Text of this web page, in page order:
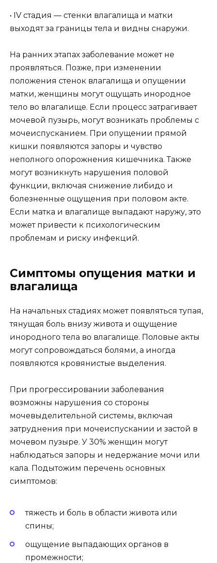
• IV стадия — стенки влагалища и матки
выходят за границы тела и видны снаружи.
На ранних этапах заболевание может не
проявляться. Позже, при изменении
положения стенок влагалища и опущении
матки, женщины могут ощущать инородное
тело во влагалище. Если процесс затрагивает
мочевой пузырь, могут возникать проблемы с
мочеиспусканием. При опущении прямой
кишки появляются запоры и чувство
неполного опорожнения кишечника. Также
могут возникнуть нарушения половой
функции, включая снижение либидо и
болезненные ощущения при половом акте.
Если матка и влагалище выпадают наружу, это
может привести к психологическим
проблемам и риску инфекций.
Симптомы опущения матки и
влагалища
На начальных стадиях может появляться тупая,
тянущая боль внизу живота и ощущение
инородного тела во влагалище. Половые акты
могут сопровождаться болями, а иногда
появляются кровянистые выделения.
При прогрессировании заболевания
возможны нарушения со стороны
мочевыделительной системы, включая
затруднения при мочеиспускании и застой в
мочевом пузыре. У 30% женщин могут
наблюдаться запоры и недержание мочи или
кала. Подытожим перечень основных
симптомов:
тяжесть и боль в области живота или
спины;
ощущение выпадающих органов в
промежности;